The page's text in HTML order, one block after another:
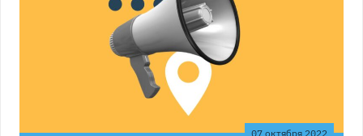
07 октября 2022